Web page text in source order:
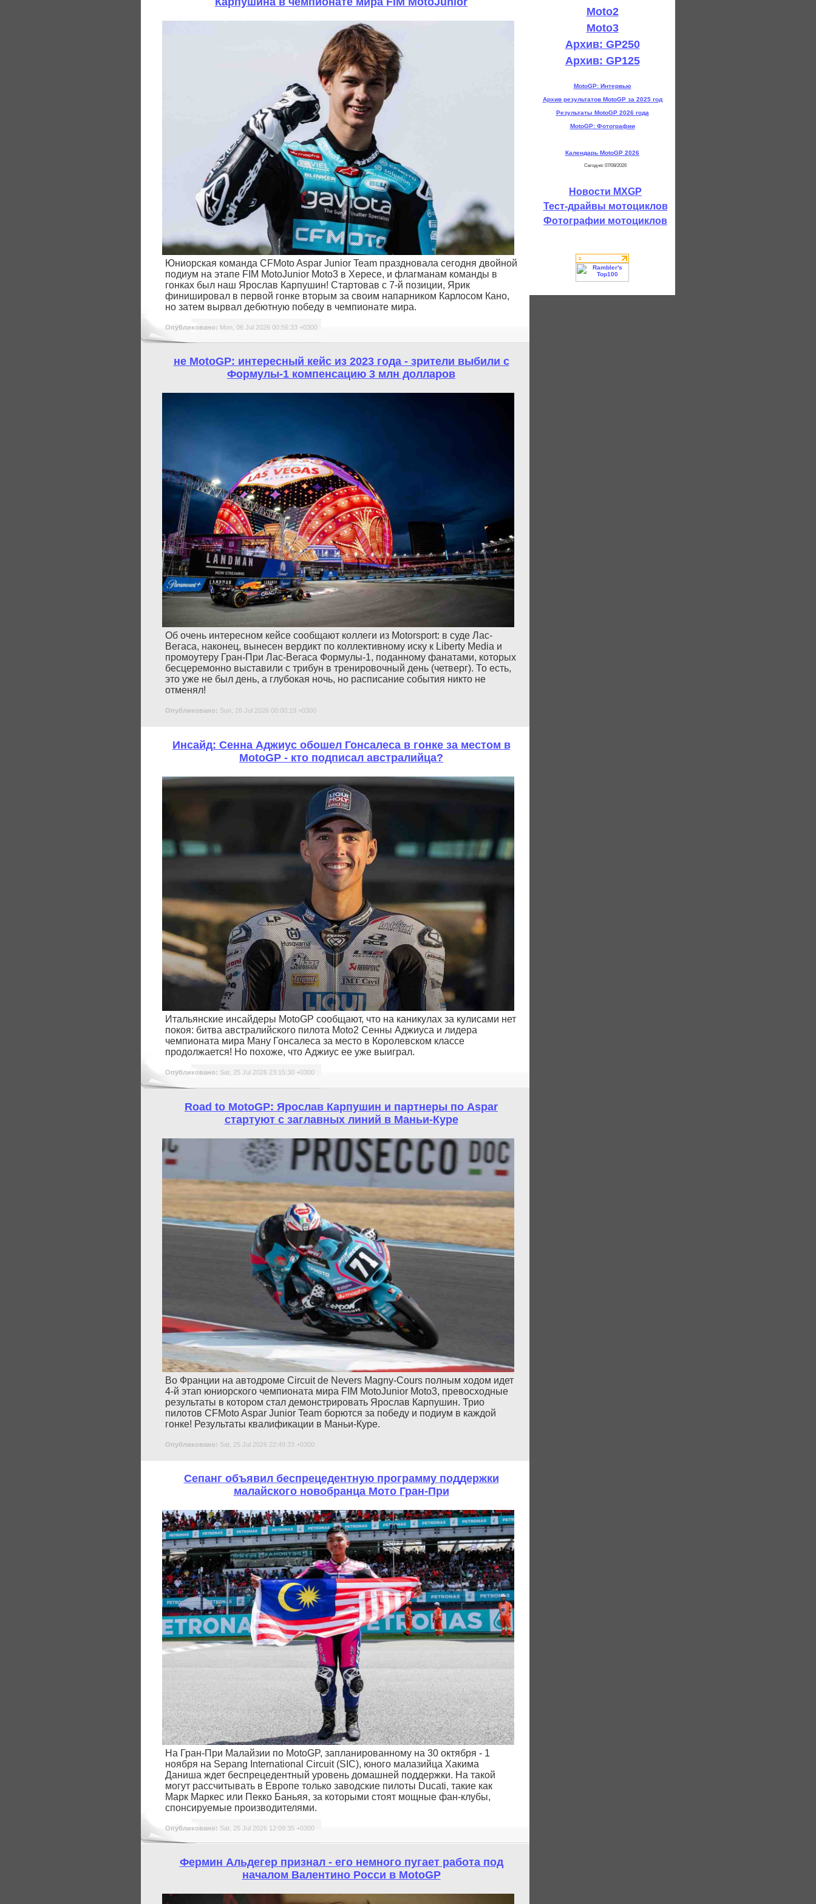
Moto2
Moto3
Архив: GP250
Архив: GP125
MotoGP: Интервью
Архив результатов MotoGP за 2025 год
Результаты MotoGP 2026 года
MotoGP: Фотографии
Календарь MotoGP 2026
Сегодня: 07/08/2026
Новости MXGP
Тест-драйвы мотоциклов
Фотографии мотоциклов
Юниорская команда CFMoto Aspar Junior Team праздновала сегодня двойной
подиум на этапе FIM MotoJunior Moto3 в Хересе, и флагманам команды в
гонках был наш Ярослав Карпушин! Стартовав с 7-й позиции, Ярик
финишировал в первой гонке вторым за своим напарником Карлосом Кано,
но затем вырвал дебютную победу в чемпионате мира.
Опубликовано: Mon, 06 Jul 2026 00:56:33 +0300
не MotoGP: интересный кейс из 2023 года - зрители выбили с
Формулы-1 компенсацию 3 млн долларов
Об очень интересном кейсе сообщают коллеги из Motorsport: в суде Лас-
Вегаса, наконец, вынесен вердикт по коллективному иску к Liberty Media и
промоутеру Гран-При Лас-Вегаса Формулы-1, поданному фанатами, которых
бесцеремонно выставили с трибун в тренировочный день (четверг). То есть,
это уже не был день, а глубокая ночь, но расписание события никто не
отменял!
Опубликовано: Sun, 26 Jul 2026 00:00:19 +0300
Инсайд: Сенна Аджиус обошел Гонсалеса в гонке за местом в
MotoGP - кто подписал австралийца?
Итальянские инсайдеры MotoGP сообщают, что на каникулах за кулисами нет
покоя: битва австралийского пилота Moto2 Сенны Аджиуса и лидера
чемпионата мира Ману Гонсалеса за место в Королевском классе
продолжается! Но похоже, что Аджиус ее уже выиграл.
Опубликовано: Sat, 25 Jul 2026 23:15:30 +0300
Road to MotoGP: Ярослав Карпушин и партнеры по Aspar
стартуют с заглавных линий в Маньи-Куре
Во Франции на автодроме Circuit de Nevers Magny-Cours полным ходом идет
4-й этап юниорского чемпионата мира FIM MotoJunior Moto3, превосходные
результаты в котором стал демонстрировать Ярослав Карпушин. Трио
пилотов CFMoto Aspar Junior Team борются за победу и подиум в каждой
гонке! Результаты квалификации в Маньи-Куре.
Опубликовано: Sat, 25 Jul 2026 22:49:33 +0300
Сепанг объявил беспрецедентную программу поддержки
малайского новобранца Мото Гран-При
На Гран-При Малайзии по MotoGP, запланированному на 30 октября - 1
ноября на Sepang International Circuit (SIC), юного малазийца Хакима
Даниша ждет беспрецедентный уровень домашней поддержки. На такой
могут рассчитывать в Европе только заводские пилоты Ducati, такие как
Марк Маркес или Пекко Баньяя, за которыми стоят мощные фан-клубы,
спонсируемые производителями.
Опубликовано: Sat, 25 Jul 2026 12:09:35 +0300
Фермин Альдегер признал - его немного пугает работа под
началом Валентино Росси в MotoGP